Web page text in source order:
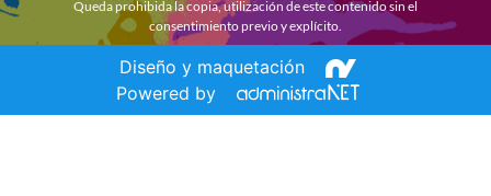
Queda prohibida la copia, utilización de este contenido sin el
consentimiento previo y explícito.
Diseño y maquetación
Powered by